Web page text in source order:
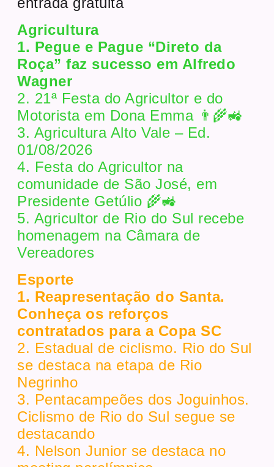
Agricultura
1. Pegue e Pague “Direto da
Roça” faz sucesso em Alfredo
Wagner
2. 21ª Festa do Agricultor e do
Motorista em Dona Emma 👨‍🌾🚜
3. Agricultura Alto Vale – Ed.
01/08/2026
4. Festa do Agricultor na
comunidade de São José, em
Presidente Getúlio 🌾🚜
5. Agricultor de Rio do Sul recebe
homenagem na Câmara de
Vereadores
Esporte
1. Reapresentação do Santa.
Conheça os reforços
contratados para a Copa SC
2. Estadual de ciclismo. Rio do Sul
se destaca na etapa de Rio
Negrinho
3. Pentacampeões dos Joguinhos.
Ciclismo de Rio do Sul segue se
destacando
4. Nelson Junior se destaca no